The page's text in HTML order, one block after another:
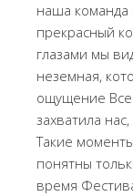
наша команда
прекрасный
глазами мы
неземная,
ощущение
захватила
Такие
понятны
время